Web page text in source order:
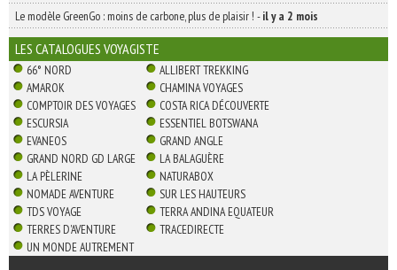
Le modèle GreenGo : moins de carbone, plus de plaisir ! -il y a 2 mois
LES CATALOGUES VOYAGISTE
66° NORD
ALLIBERT TREKKING
AMAROK
CHAMINA VOYAGES
COMPTOIR DES VOYAGES
COSTA RICA DÉCOUVERTE
ESCURSIA
ESSENTIEL BOTSWANA
EVANEOS
GRAND ANGLE
GRAND NORD GD LARGE
LA BALAGUÈRE
LA PÈLERINE
NATURABOX
NOMADE AVENTURE
SUR LES HAUTEURS
TDS VOYAGE
TERRA ANDINA EQUATEUR
TERRES D'AVENTURE
TRACEDIRECTE
UN MONDE AUTREMENT